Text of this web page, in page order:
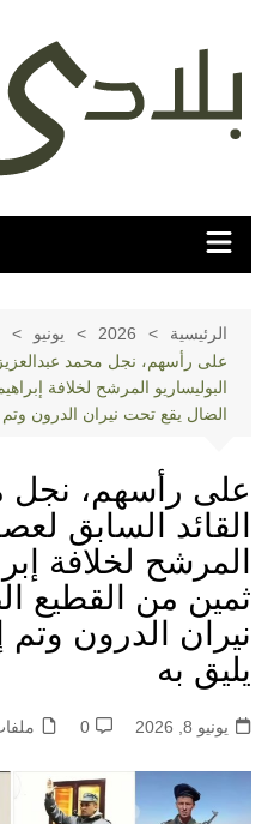
المحتوى
الرئيسية 2026 يونيو
على رأسهم، نجل محمد عبدالعزيز
البوليساريو المرشح لخلافة
الضال يقع تحت نيران الدرون وتم
على رأسهم، نجل
القائد السابق
المرشح لخلافة
ثمين من القطيع
نيران الدرون وتم
يليق به
يونيو 8, 2026 0